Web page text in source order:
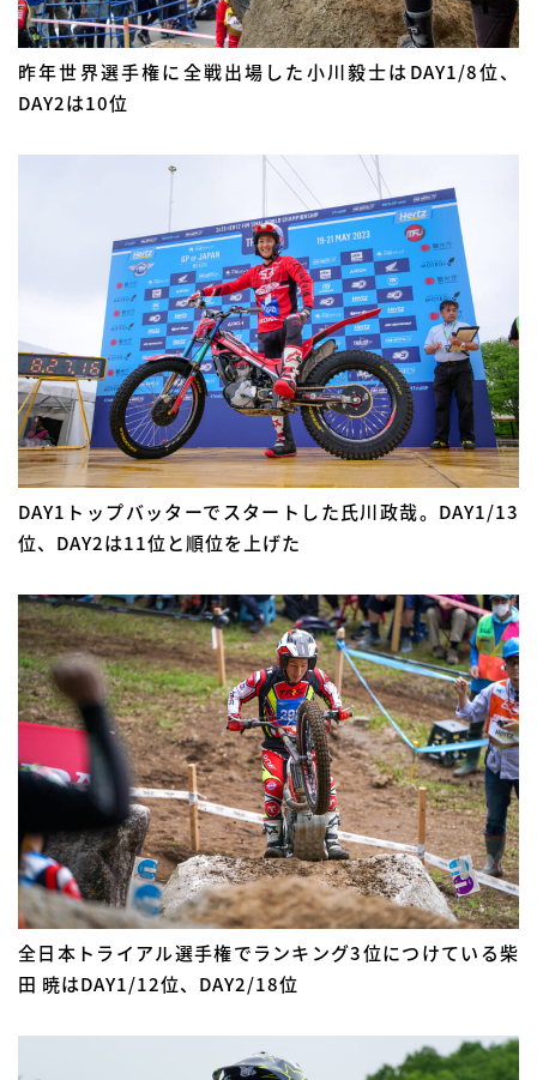
昨年世界選手権に全戦出場した小川毅士はDAY1/8位、
DAY2は10位
DAY1トップバッターでスタートした氏川政哉。DAY1/13
位、DAY2は11位と順位を上げた
全日本トライアル選手権でランキング3位につけている柴
田 暁はDAY1/12位、DAY2/18位